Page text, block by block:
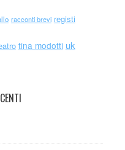
racconti brevi registi
tina modotti uk